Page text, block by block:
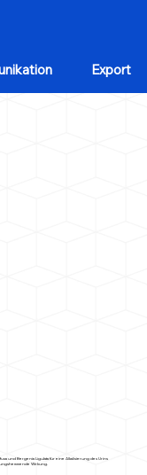
Export
und Bergenia Ligulata für eine Alkalisierung des Urins
Wirkung.